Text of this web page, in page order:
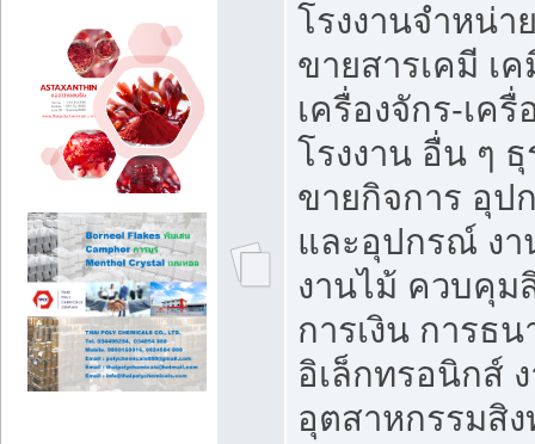
โรงงานจำหน่
ขายสารเคมี เ
เครื่องจักร-เค
โรงงาน อื่น ๆ
ขายกิจการ อุป
และอุปกรณ์ ง
งานไม้ ควบคุม
การเงิน การธ
อิเล็กทรอนิกส์
อุตสาหกรรมสิ